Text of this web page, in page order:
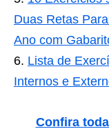
Duas Retas
Ano com
Lista de
Internos e
Confira